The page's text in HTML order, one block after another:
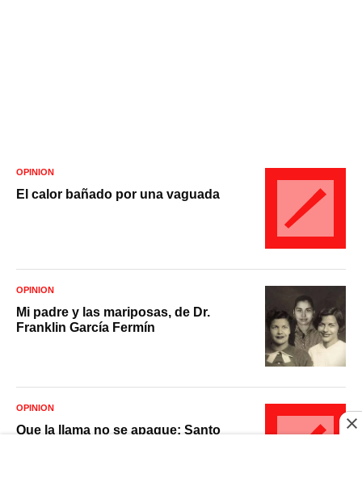
OPINIÓN
El calor bañado por una vaguada
OPINIÓN
Mi padre y las mariposas, de Dr.
Franklin García Fermín
OPINIÓN
Que la llama no se apague: Santo